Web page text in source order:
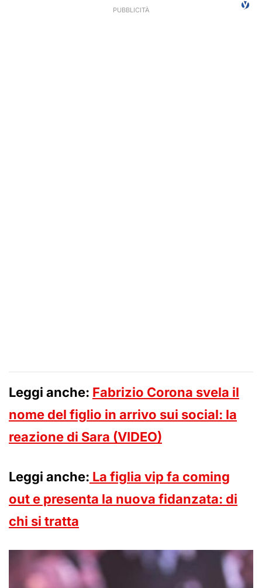
Leggi anche: Fabrizio Corona svela il
nome del figlio in arrivo sui social: la
reazione di Sara (VIDEO)
Leggi anche: La figlia vip fa coming
out e presenta la nuova fidanzata: di
chi si tratta